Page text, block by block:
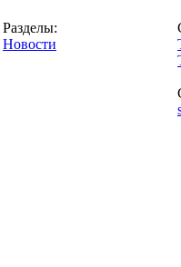
Разделы:
Новости